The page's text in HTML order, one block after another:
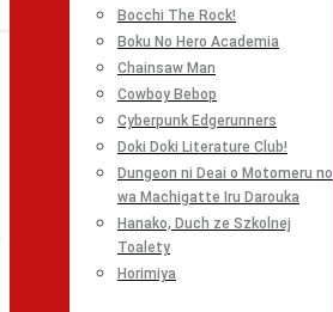
Bocchi The Rock!
Boku No Hero Academia
Chainsaw Man
Cowboy Bebop
Cyberpunk Edgerunners
Doki Doki Literature Club!
Dungeon ni Deai o Motomeru no
wa Machigatte Iru Darouka
Hanako, Duch ze Szkolnej
Toalety
Horimiya